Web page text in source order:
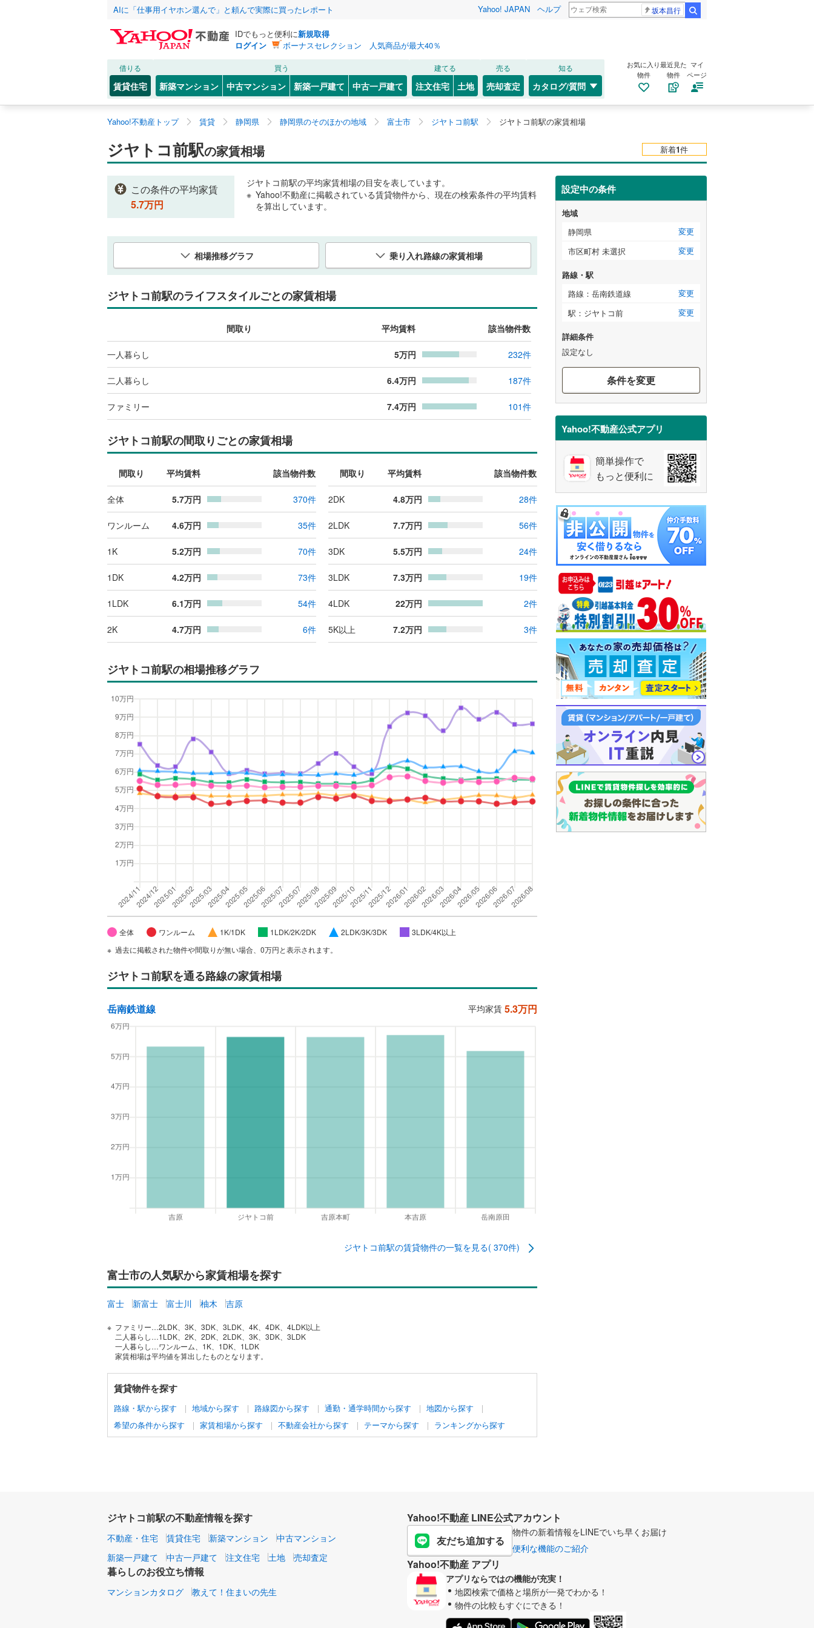
AIに「仕事用イヤホン選んで」と頼んで実際に買ったレポート Yahoo! JAPAN ヘルプ 坂本昌行
IDでもっと便利に新規取得
ログイン
ボーナスセレクション 人気商品が最大40％
借りる
賃貸住宅
買う
新築マンション 中古マンション 新築一戸建て 中古一戸建て
建てる
注文住宅 土地
売る
売却査定
知る
カタログ/質問
お気に入り
物件
最近見た
物件
マイ
ページ
Yahoo!不動産トップ 賃貸 静岡県 静岡県のそのほかの地域 富士市 ジヤトコ前駅 ジヤトコ前駅の家賃相場
ジヤトコ前駅の家賃相場 新着1件
この条件の平均家賃
5.7万円
ジヤトコ前駅の平均家賃相場の目安を表しています。
Yahoo!不動産に掲載されている賃貸物件から、現在の検索条件の平均賃料
を算出しています。
相場推移グラフ 乗り入れ路線の家賃相場
ジヤトコ前駅のライフスタイルごとの家賃相場
間取り 平均賃料 該当物件数
一人暮らし 5万円 232件
二人暮らし 6.4万円 187件
ファミリー 7.4万円 101件
ジヤトコ前駅の間取りごとの家賃相場
間取り 平均賃料 該当物件数 間取り 平均賃料 該当物件数
全体 5.7万円 370件 2DK 4.8万円 28件
ワンルーム 4.6万円 35件 2LDK 7.7万円 56件
1K 5.2万円 70件 3DK 5.5万円 24件
1DK 4.2万円 73件 3LDK 7.3万円 19件
1LDK 6.1万円 54件 4LDK 22万円 2件
2K 4.7万円 6件 5K以上 7.2万円 3件
ジヤトコ前駅の相場推移グラフ
全体 ワンルーム 1K/1DK 1LDK/2K/2DK 2LDK/3K/3DK
3LDK/4K以上
過去に掲載された物件や間取りが無い場合、0万円と表示されます。
ジヤトコ前駅を通る路線の家賃相場
岳南鉄道線 平均家賃 5.3万円
ジヤトコ前駅の賃貸物件の一覧を見る( 370件)
富士市の人気駅から家賃相場を探す
富士 新富士 富士川 柚木 吉原
ファミリー…2LDK、3K、3DK、3LDK、4K、4DK、4LDK以上
二人暮らし…1LDK、2K、2DK、2LDK、3K、3DK、3LDK
一人暮らし…ワンルーム、1K、1DK、1LDK
家賃相場は平均値を算出したものとなります。
賃貸物件を探す
路線・駅から探す 地域から探す 路線図から探す 通勤・通学時間から探す
地図から探す
希望の条件から探す
家賃相場から探す 不動産会社から探す テーマから探す ランキングから探す
設定中の条件
地域
静岡県
変更
市区町村 未選択
変更
路線・駅
路線：岳南鉄道線
変更
駅：ジヤトコ前
変更
詳細条件
設定なし
条件を変更
Yahoo!不動産公式アプリ
簡単操作で
もっと便利に
ジヤトコ前駅の不動産情報を探す
不動産・住宅 賃貸住宅 新築マンション
中古マンション
新築一戸建て
中古一戸建て 注文住宅 土地 売却査定
暮らしのお役立ち情報
マンションカタログ 教えて！住まいの先生
Yahoo!不動産 LINE公式アカウント
友だち追加する
物件の新着情報をLINEでいち早くお届け
便利な機能のご紹介
Yahoo!不動産 アプリ
アプリならではの機能が充実！
地図検索で価格と場所が一発でわかる！
物件の比較もすぐにできる！